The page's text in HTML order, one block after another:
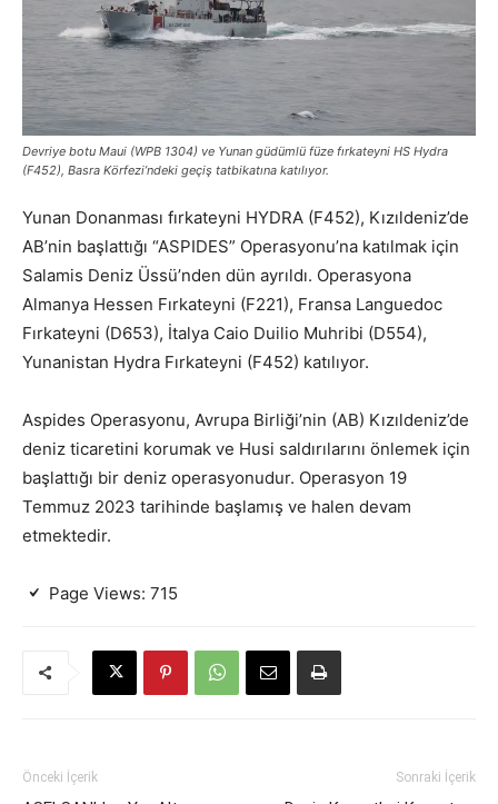
Devriye botu Maui (WPB 1304) ve Yunan güdümlü füze fırkateyni HS Hydra
(F452), Basra Körfezi’ndeki geçiş tatbikatına katılıyor.
Yunan Donanması fırkateyni HYDRA (F452), Kızıldeniz’de
AB’nin başlattığı “ASPIDES” Operasyonu’na katılmak için
Salamis Deniz Üssü’nden dün ayrıldı. Operasyona
Almanya Hessen Fırkateyni (F221), Fransa Languedoc
Fırkateyni (D653), İtalya Caio Duilio Muhribi (D554),
Yunanistan Hydra Fırkateyni (F452) katılıyor.
Aspides Operasyonu, Avrupa Birliği’nin (AB) Kızıldeniz’de
deniz ticaretini korumak ve Husi saldırılarını önlemek için
başlattığı bir deniz operasyonudur. Operasyon 19
Temmuz 2023 tarihinde başlamış ve halen devam
etmektedir.
Page Views: 715
Önceki İçerik Sonraki İçerik